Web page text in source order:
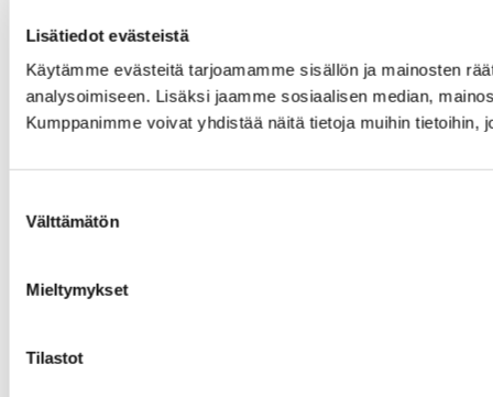
Lisätiedot evästeistä
Käytämme evästeitä tarjoamamme sisällön ja mainosten
analysoimiseen. Lisäksi jaamme sosiaalisen median,
Kumppanimme voivat yhdistää näitä tietoja muihin tietoihin,
valinta
Välttämätön
Mieltymykset
Tilastot